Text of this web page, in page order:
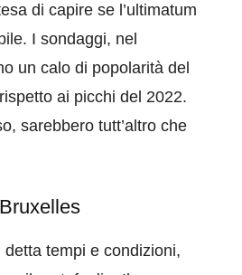
di capire se l’ultimatum
I sondaggi, nel
un calo di popolarità del
ai picchi del 2022.
sarebbero tutt’altro che
tempi e condizioni,